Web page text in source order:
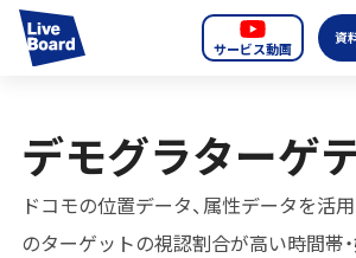
サービス動画
資
サービス紹介
デモグラターゲ
ドコモの位置データ、属性データを活用
のターゲットの視認割合が高い時間帯